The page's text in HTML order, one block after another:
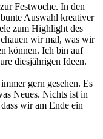
Festwoche. In den
Auswahl kreativer
zum Highlight des
wir mal, was wir
können. Ich bin auf
diesjährigen Ideen.
gern gesehen. Es
Neues. Nichts ist in
wir am Ende ein